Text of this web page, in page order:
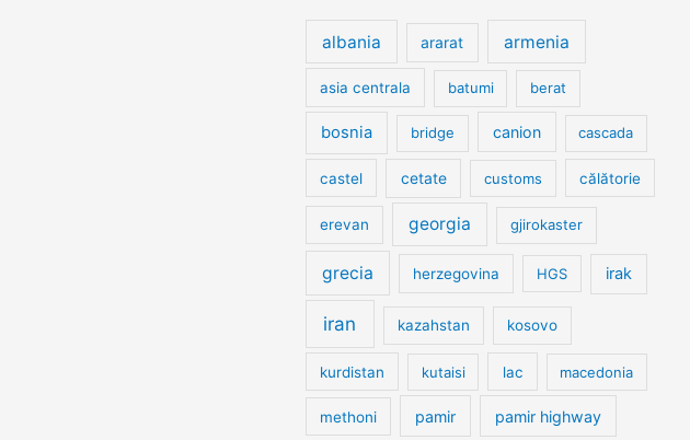
albania ararat armenia
asia centrala batumi berat
bosnia bridge canion cascada
castel cetate customs călătorie
erevan georgia gjirokaster
grecia herzegovina HGS irak
iran kazahstan kosovo
kurdistan kutaisi lac macedonia
methoni pamir pamir highway